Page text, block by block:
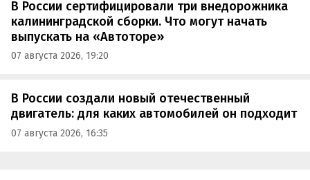
В России сертифицировали три внедорожника
калининградской сборки. Что могут начать
выпускать на «Автоторе»
07 августа 2026, 19:20
В России создали новый отечественный
двигатель: для каких автомобилей он подходит
07 августа 2026, 16:35